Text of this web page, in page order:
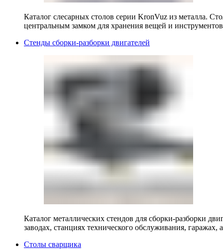
Каталог слесарных столов серии KronVuz из металла.
центральным замком для хранения вещей и
Стенды сборки-разборки двигателей
Каталог металлических стендов для сборки-разборки
заводах, станциях технического обслуживания, гаражах,
Столы сварщика